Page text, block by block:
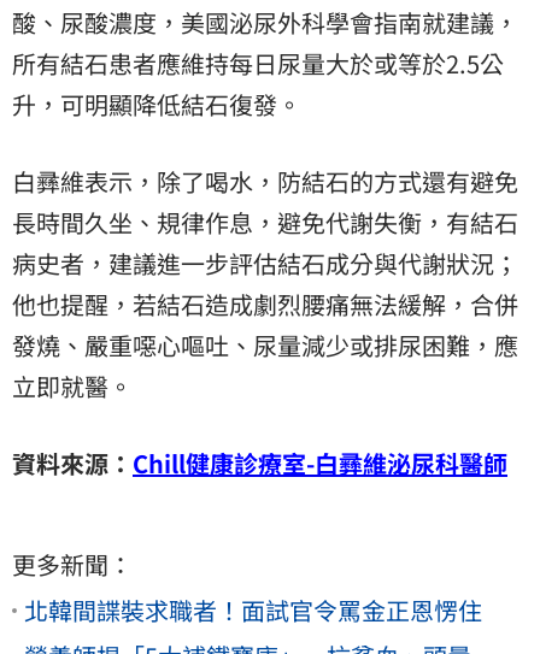
酸、尿酸濃度，美國泌尿外科學會指南就建議，
所有結石患者應維持每日尿量大於或等於2.5公
升，可明顯降低結石復發。
白彞維表示，除了喝水，防結石的方式還有避免
長時間久坐、規律作息，避免代謝失衡，有結石
病史者，建議進一步評估結石成分與代謝狀況；
他也提醒，若結石造成劇烈腰痛無法緩解，合併
發燒、嚴重噁心嘔吐、尿量減少或排尿困難，應
立即就醫。
資料來源： Chill健康診療室-白彞維泌尿科醫師
更多新聞：
北韓間諜裝求職者！面試官令罵金正恩愣住